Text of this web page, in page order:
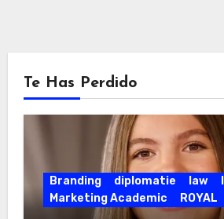
Te Has Perdido
Branding diplomatie law
Marketing Academic
ROYAL